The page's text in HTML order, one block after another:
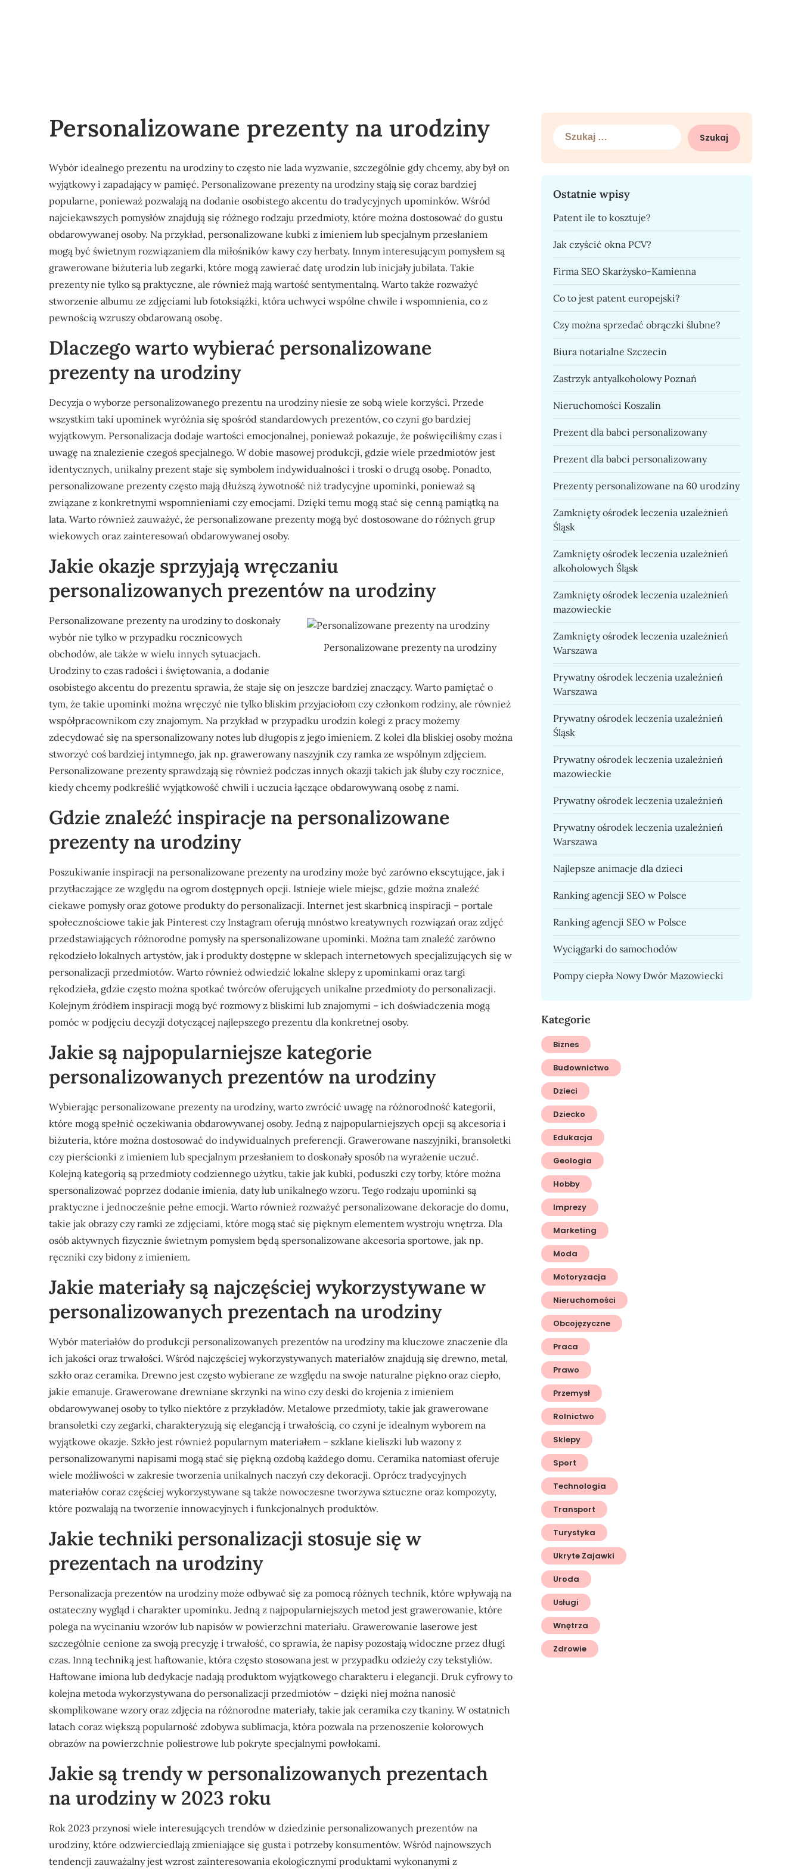
Personalizowane prezenty na urodziny
Wybór idealnego prezentu na urodziny to często nie lada wyzwanie, szczególnie gdy chcemy, aby był on
wyjątkowy i zapadający w pamięć. Personalizowane prezenty na urodziny stają się coraz bardziej
popularne, ponieważ pozwalają na dodanie osobistego akcentu do tradycyjnych upominków. Wśród
najciekawszych pomysłów znajdują się różnego rodzaju przedmioty, które można dostosować do gustu
obdarowywanej osoby. Na przykład, personalizowane kubki z imieniem lub specjalnym przesłaniem
mogą być świetnym rozwiązaniem dla miłośników kawy czy herbaty. Innym interesującym pomysłem są
grawerowane biżuteria lub zegarki, które mogą zawierać datę urodzin lub inicjały jubilata. Takie
prezenty nie tylko są praktyczne, ale również mają wartość sentymentalną. Warto także rozważyć
stworzenie albumu ze zdjęciami lub fotoksiążki, która uchwyci wspólne chwile i wspomnienia, co z
pewnością wzruszy obdarowaną osobę.
Dlaczego warto wybierać personalizowane
prezenty na urodziny
Decyzja o wyborze personalizowanego prezentu na urodziny niesie ze sobą wiele korzyści. Przede
wszystkim taki upominek wyróżnia się spośród standardowych prezentów, co czyni go bardziej
wyjątkowym. Personalizacja dodaje wartości emocjonalnej, ponieważ pokazuje, że poświęciliśmy czas i
uwagę na znalezienie czegoś specjalnego. W dobie masowej produkcji, gdzie wiele przedmiotów jest
identycznych, unikalny prezent staje się symbolem indywidualności i troski o drugą osobę. Ponadto,
personalizowane prezenty często mają dłuższą żywotność niż tradycyjne upominki, ponieważ są
związane z konkretnymi wspomnieniami czy emocjami. Dzięki temu mogą stać się cenną pamiątką na
lata. Warto również zauważyć, że personalizowane prezenty mogą być dostosowane do różnych grup
wiekowych oraz zainteresowań obdarowywanej osoby.
Jakie okazje sprzyjają wręczaniu
personalizowanych prezentów na urodziny
Personalizowane prezenty na urodziny
Personalizowane prezenty na urodziny to doskonały
wybór nie tylko w przypadku rocznicowych
obchodów, ale także w wielu innych sytuacjach.
Urodziny to czas radości i świętowania, a dodanie
osobistego akcentu do prezentu sprawia, że staje się on jeszcze bardziej znaczący. Warto pamiętać o
tym, że takie upominki można wręczyć nie tylko bliskim przyjaciołom czy członkom rodziny, ale również
współpracownikom czy znajomym. Na przykład w przypadku urodzin kolegi z pracy możemy
zdecydować się na spersonalizowany notes lub długopis z jego imieniem. Z kolei dla bliskiej osoby można
stworzyć coś bardziej intymnego, jak np. grawerowany naszyjnik czy ramka ze wspólnym zdjęciem.
Personalizowane prezenty sprawdzają się również podczas innych okazji takich jak śluby czy rocznice,
kiedy chcemy podkreślić wyjątkowość chwili i uczucia łączące obdarowywaną osobę z nami.
Gdzie znaleźć inspiracje na personalizowane
prezenty na urodziny
Poszukiwanie inspiracji na personalizowane prezenty na urodziny może być zarówno ekscytujące, jak i
przytłaczające ze względu na ogrom dostępnych opcji. Istnieje wiele miejsc, gdzie można znaleźć
ciekawe pomysły oraz gotowe produkty do personalizacji. Internet jest skarbnicą inspiracji – portale
społecznościowe takie jak Pinterest czy Instagram oferują mnóstwo kreatywnych rozwiązań oraz zdjęć
przedstawiających różnorodne pomysły na spersonalizowane upominki. Można tam znaleźć zarówno
rękodzieło lokalnych artystów, jak i produkty dostępne w sklepach internetowych specjalizujących się w
personalizacji przedmiotów. Warto również odwiedzić lokalne sklepy z upominkami oraz targi
rękodzieła, gdzie często można spotkać twórców oferujących unikalne przedmioty do personalizacji.
Kolejnym źródłem inspiracji mogą być rozmowy z bliskimi lub znajomymi – ich doświadczenia mogą
pomóc w podjęciu decyzji dotyczącej najlepszego prezentu dla konkretnej osoby.
Jakie są najpopularniejsze kategorie
personalizowanych prezentów na urodziny
Wybierając personalizowane prezenty na urodziny, warto zwrócić uwagę na różnorodność kategorii,
które mogą spełnić oczekiwania obdarowywanej osoby. Jedną z najpopularniejszych opcji są akcesoria i
biżuteria, które można dostosować do indywidualnych preferencji. Grawerowane naszyjniki, bransoletki
czy pierścionki z imieniem lub specjalnym przesłaniem to doskonały sposób na wyrażenie uczuć.
Kolejną kategorią są przedmioty codziennego użytku, takie jak kubki, poduszki czy torby, które można
spersonalizować poprzez dodanie imienia, daty lub unikalnego wzoru. Tego rodzaju upominki są
praktyczne i jednocześnie pełne emocji. Warto również rozważyć personalizowane dekoracje do domu,
takie jak obrazy czy ramki ze zdjęciami, które mogą stać się pięknym elementem wystroju wnętrza. Dla
osób aktywnych fizycznie świetnym pomysłem będą spersonalizowane akcesoria sportowe, jak np.
ręczniki czy bidony z imieniem.
Jakie materiały są najczęściej wykorzystywane w
personalizowanych prezentach na urodziny
Wybór materiałów do produkcji personalizowanych prezentów na urodziny ma kluczowe znaczenie dla
ich jakości oraz trwałości. Wśród najczęściej wykorzystywanych materiałów znajdują się drewno, metal,
szkło oraz ceramika. Drewno jest często wybierane ze względu na swoje naturalne piękno oraz ciepło,
jakie emanuje. Grawerowane drewniane skrzynki na wino czy deski do krojenia z imieniem
obdarowywanej osoby to tylko niektóre z przykładów. Metalowe przedmioty, takie jak grawerowane
bransoletki czy zegarki, charakteryzują się elegancją i trwałością, co czyni je idealnym wyborem na
wyjątkowe okazje. Szkło jest również popularnym materiałem – szklane kieliszki lub wazony z
personalizowanymi napisami mogą stać się piękną ozdobą każdego domu. Ceramika natomiast oferuje
wiele możliwości w zakresie tworzenia unikalnych naczyń czy dekoracji. Oprócz tradycyjnych
materiałów coraz częściej wykorzystywane są także nowoczesne tworzywa sztuczne oraz kompozyty,
które pozwalają na tworzenie innowacyjnych i funkcjonalnych produktów.
Jakie techniki personalizacji stosuje się w
prezentach na urodziny
Personalizacja prezentów na urodziny może odbywać się za pomocą różnych technik, które wpływają na
ostateczny wygląd i charakter upominku. Jedną z najpopularniejszych metod jest grawerowanie, które
polega na wycinaniu wzorów lub napisów w powierzchni materiału. Grawerowanie laserowe jest
szczególnie cenione za swoją precyzję i trwałość, co sprawia, że napisy pozostają widoczne przez długi
czas. Inną techniką jest haftowanie, która często stosowana jest w przypadku odzieży czy tekstyliów.
Haftowane imiona lub dedykacje nadają produktom wyjątkowego charakteru i elegancji. Druk cyfrowy to
kolejna metoda wykorzystywana do personalizacji przedmiotów – dzięki niej można nanosić
skomplikowane wzory oraz zdjęcia na różnorodne materiały, takie jak ceramika czy tkaniny. W ostatnich
latach coraz większą popularność zdobywa sublimacja, która pozwala na przenoszenie kolorowych
obrazów na powierzchnie poliestrowe lub pokryte specjalnymi powłokami.
Jakie są trendy w personalizowanych prezentach
na urodziny w 2023 roku
Rok 2023 przynosi wiele interesujących trendów w dziedzinie personalizowanych prezentów na
urodziny, które odzwierciedlają zmieniające się gusta i potrzeby konsumentów. Wśród najnowszych
tendencji zauważalny jest wzrost zainteresowania ekologicznymi produktami wykonanymi z
Szukaj:
Ostatnie wpisy
Patent ile to kosztuje?
Jak czyścić okna PCV?
Firma SEO Skarżysko-Kamienna
Co to jest patent europejski?
Czy można sprzedać obrączki ślubne?
Biura notarialne Szczecin
Zastrzyk antyalkoholowy Poznań
Nieruchomości Koszalin
Prezent dla babci personalizowany
Prezent dla babci personalizowany
Prezenty personalizowane na 60 urodziny
Zamknięty ośrodek leczenia uzależnień
Śląsk
Zamknięty ośrodek leczenia uzależnień
alkoholowych Śląsk
Zamknięty ośrodek leczenia uzależnień
mazowieckie
Zamknięty ośrodek leczenia uzależnień
Warszawa
Prywatny ośrodek leczenia uzależnień
Warszawa
Prywatny ośrodek leczenia uzależnień
Śląsk
Prywatny ośrodek leczenia uzależnień
mazowieckie
Prywatny ośrodek leczenia uzależnień
Prywatny ośrodek leczenia uzależnień
Warszawa
Najlepsze animacje dla dzieci
Ranking agencji SEO w Polsce
Ranking agencji SEO w Polsce
Wyciągarki do samochodów
Pompy ciepła Nowy Dwór Mazowiecki
Kategorie
Biznes
Budownictwo
Dzieci
Dziecko
Edukacja
Geologia
Hobby
Imprezy
Marketing
Moda
Motoryzacja
Nieruchomości
Obcojęzyczne
Praca
Prawo
Przemysł
Rolnictwo
Sklepy
Sport
Technologia
Transport
Turystyka
Ukryte Zajawki
Uroda
Usługi
Wnętrza
Zdrowie